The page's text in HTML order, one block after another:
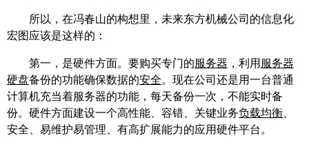
所以，在冯春山的构想里，未来东方机械公司的信息化
宏图应该是这样的：
第一，是硬件方面。要购买专门的服务器 ，利用服务器
硬盘备份的功能确保数据的安全。现在公司还是用一台普通
计算机充当着服务器的功能，每天备份一次，不能实时备
份。硬件方面建设一个高性能、容错、关键业务负载均衡、
安全、易维护易管理、有高扩展能力的应用硬件平台。